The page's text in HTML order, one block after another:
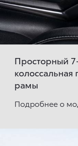
Просторный
колоссальная
рамы
Подробнее о